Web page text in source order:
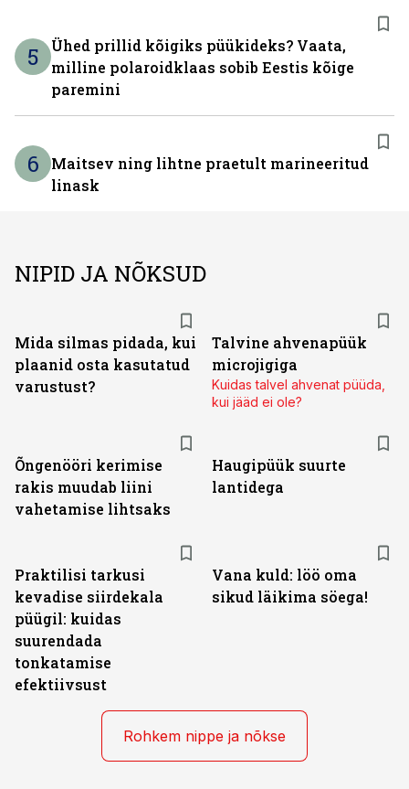
5
Ühed prillid kõigiks püükideks? Vaata,
milline polaroidklaas sobib Eestis kõige
paremini
6
Maitsev ning lihtne praetult marineeritud
linask
NIPID JA NÕKSUD
Mida silmas pidada, kui
plaanid osta kasutatud
varustust?
Talvine ahvenapüük
microjigiga
Kuidas talvel ahvenat püüda,
kui jääd ei ole?
Õngenööri kerimise
rakis muudab liini
vahetamise lihtsaks
Haugipüük suurte
lantidega
Praktilisi tarkusi
kevadise siirdekala
püügil: kuidas
suurendada
tonkatamise
efektiivsust
Vana kuld: löö oma
sikud läikima söega!
Rohkem nippe ja nõkse